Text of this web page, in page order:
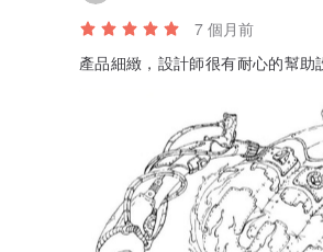
7 個月前
產品細緻，設計師很有耐心的幫